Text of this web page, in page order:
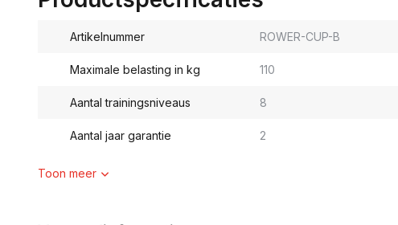
Artikelnummer ROWER-CUP-B
Maximale belasting in kg 110
Aantal trainingsniveaus 8
Aantal jaar garantie 2
Toon meer